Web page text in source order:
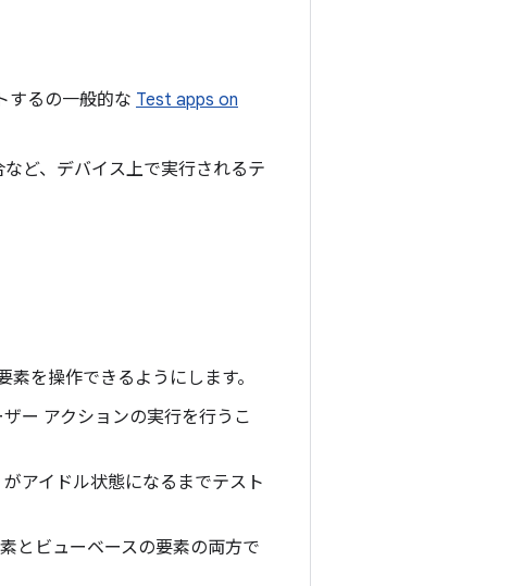
するの一般的な Test apps on
ど、デバイス上で実行されるテ
を操作できるようにします。
ー アクションの実行を行うこ
アイドル状態になるまでテスト
とビューベースの要素の両方で